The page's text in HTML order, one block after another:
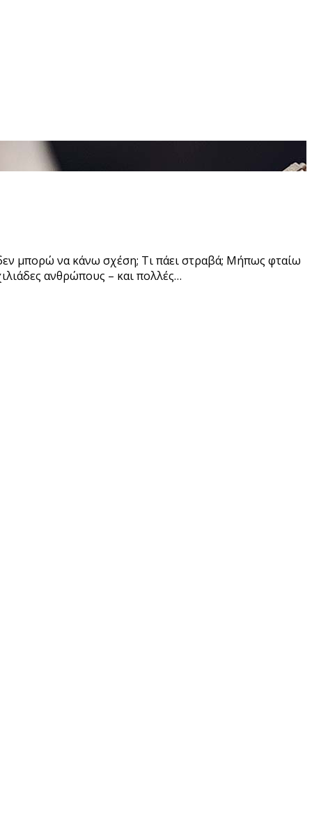
μπορώ να κάνω σχέση; Τι πάει στραβά; Μήπως φταίω
ανθρώπους – και πολλές…